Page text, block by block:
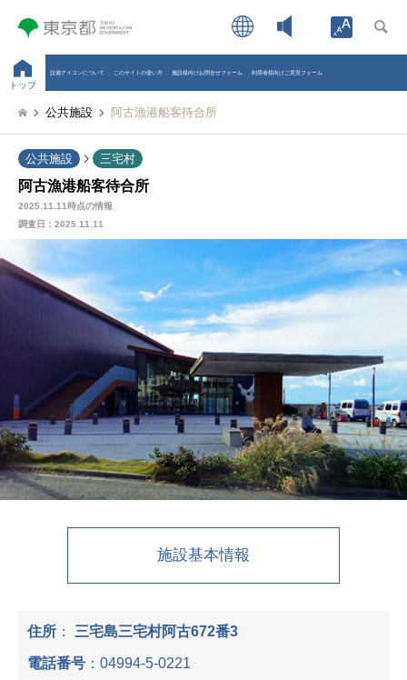
Open
トップ
設備アイコンについて このサイトの使い方 施設様向けお問合せフォーム 利用者様向けご意見フォーム
公共施設 阿古漁港船客待合所
公共施設 三宅村
阿古漁港船客待合所
2025.11.11時点の情報
調査日： 2025.11.11
施設基本情報
住所 ： 三宅島三宅村阿古672番3
電話番号 ： 04994-5-0221